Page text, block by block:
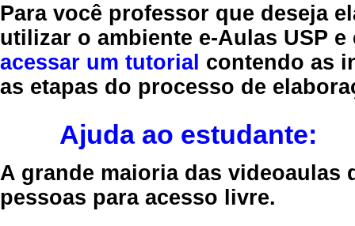
Para você professor que deseja
utilizar o ambiente e-Aulas USP
acessar um tutorial contendo as
as etapas do processo de
Ajuda ao estudante:
A grande maioria das videoaulas
pessoas para acesso livre.